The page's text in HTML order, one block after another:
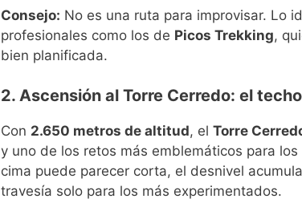
Consejo: No es una ruta para improvisar. Lo
profesionales como los de Picos Trekking,
bien planificada.
2. Ascensión al Torre Cerredo: el
Con 2.650 metros de altitud, el Torre
y uno de los retos más emblemáticos para
cima puede parecer corta, el desnivel
travesía solo para los más experimentados.